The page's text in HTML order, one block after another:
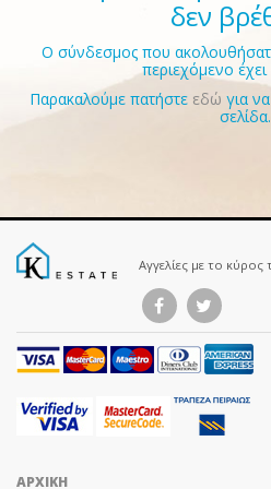
δεν
Ο σύνδεσμος που
περιεχόμενο
Παρακαλούμε πατήστε εδώ για
σελίδα.
Αγγελίες με το κύρος
ΑΡΧΙΚΗ